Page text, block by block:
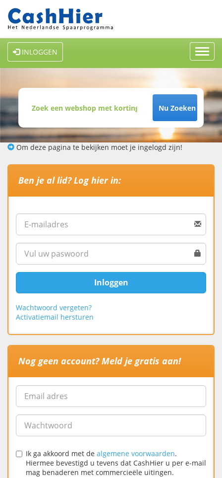
INLOGGEN
Nu Zoeken
Om deze pagina te bekijken moet je ingelogd zijn!
Ben je al lid? Log hier in:
Inloggen
Wachtwoord vergeten?
Activatiemail hersturen
Nog geen account? Meld je gratis aan!
Ik ga akkoord met de algemene voorwaarden.
Hiermee bevestigd u tevens dat CashHier u per e-mail
mag benaderen met commercieële uitingen.